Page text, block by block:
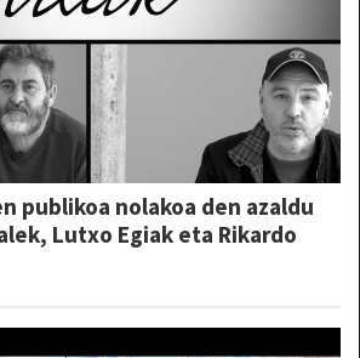
publikoa nolakoa den azaldu
Lutxo Egiak eta Rikardo